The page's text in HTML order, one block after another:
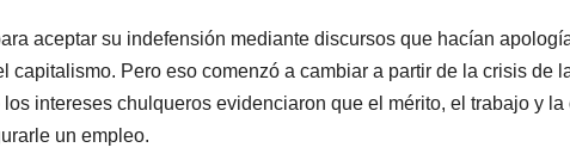
aceptar su indefensión mediante discursos que hacían
capitalismo. Pero eso comenzó a cambiar a partir de la crisis de
intereses chulqueros evidenciaron que el mérito, el trabajo y
un empleo.